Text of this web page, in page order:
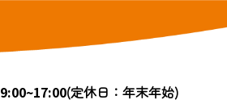
9:00~17:00(定休日：年末年始)